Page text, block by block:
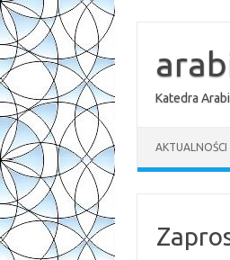
Katedra
AKTUALNOŚCI